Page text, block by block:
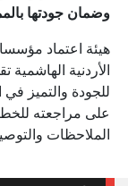
وضمان جودتها
هيئة اعتماد
الأردنية
للجودة والتميز
الملاحظات